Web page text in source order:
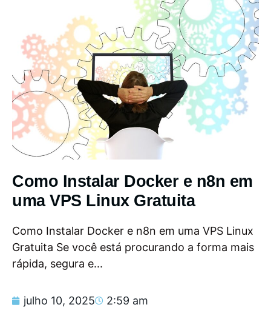
Como Instalar Docker e n8n em
uma VPS Linux Gratuita
Como Instalar Docker e n8n em uma VPS Linux
Gratuita Se você está procurando a forma mais
rápida, segura e...
julho 10, 2025 2:59 am